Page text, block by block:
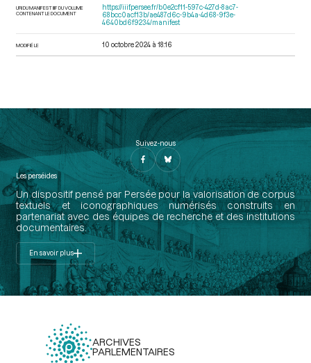
URI DU MANIFEST IIIF DU VOLUME
CONTENANT LE DOCUMENT
https://iiif.persee.fr/b0e2cf11-597c-427d-8ac7-
68bcc0acf13b/ae487d6c-9b4a-4d68-9f3e-
4640bd6f9234/manifest
MODIFIÉ LE 10 octobre 2024 à 18:16
Suivez-nous
Les perséides
Un dispositif pensé par Persée pour la valorisation de corpus
textuels et iconographiques numérisés construits en
partenariat avec des équipes de recherche et des institutions
documentaires.
En savoir plus
ARCHIVES
PARLEMENTAIRES